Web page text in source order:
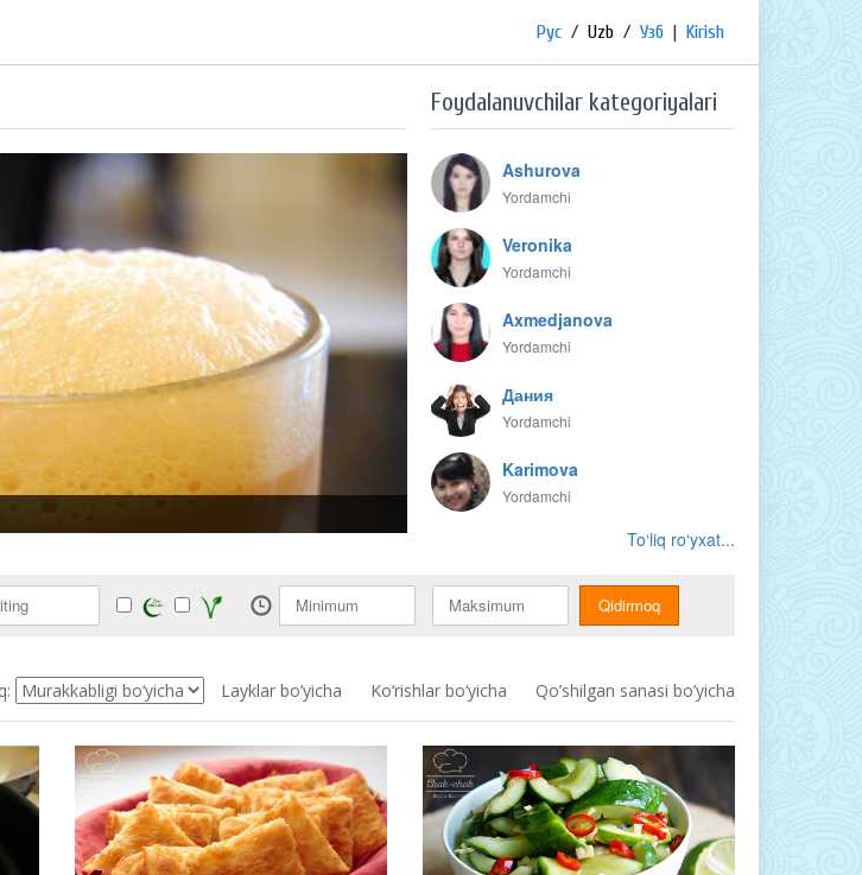
Рус / Uzb / Узб | Kirish
Foydalanuvchilar kategoriyalari
Ashurova
Yordamchi
Veronika
Yordamchi
Axmedjanova
Yordamchi
Дания
Yordamchi
Karimova
Yordamchi
To‘liq ro‘yxat...
Layklar bo’yicha Ko‘rishlar bo‘yicha Qo’shilgan sanasi bo’yicha